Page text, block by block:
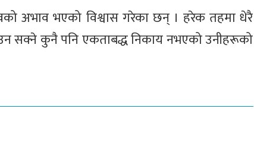
अभाव भएको विश्वास गरेका छन् । हरेक तहमा धेरै
सक्ने कुनै पनि एकताबद्ध निकाय नभएको उनीहरूको